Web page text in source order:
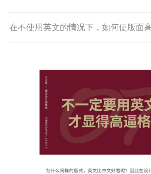
在不使用英文的情况下，如何使版面